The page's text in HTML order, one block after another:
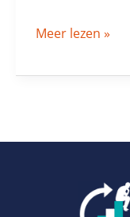
Meer lezen »